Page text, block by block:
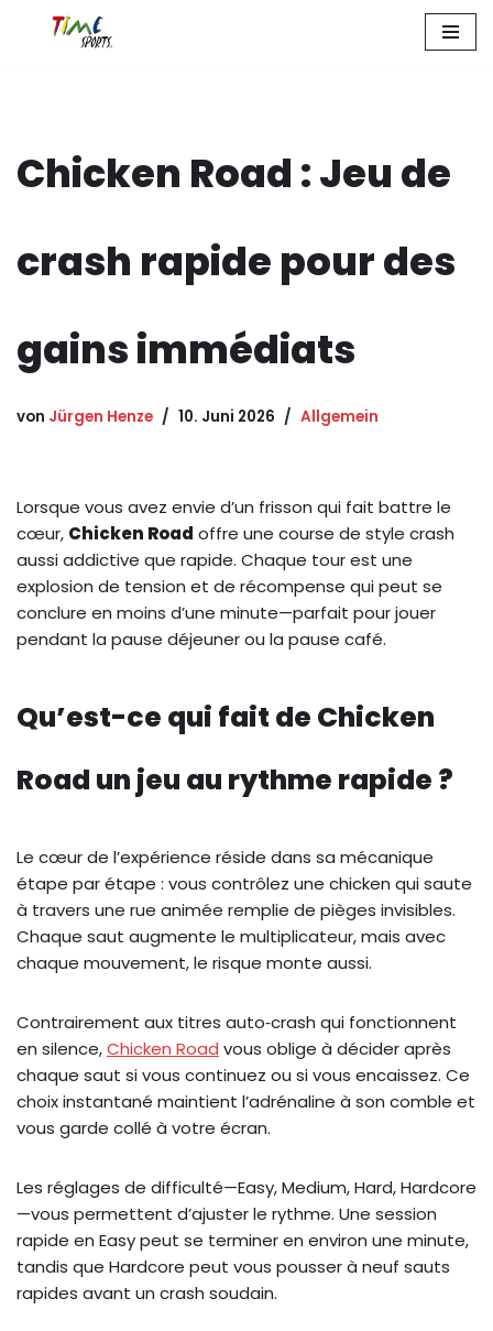
Chicken Road : Jeu de
crash rapide pour des
gains immédiats
von Jürgen Henze 10. Juni 2026 Allgemein
Lorsque vous avez envie d’un frisson qui fait battre le
cœur, Chicken Road offre une course de style crash
aussi addictive que rapide. Chaque tour est une
explosion de tension et de récompense qui peut se
conclure en moins d’une minute—parfait pour jouer
pendant la pause déjeuner ou la pause café.
Qu’est-ce qui fait de Chicken
Road un jeu au rythme rapide ?
Le cœur de l’expérience réside dans sa mécanique
étape par étape : vous contrôlez une chicken qui saute
à travers une rue animée remplie de pièges invisibles.
Chaque saut augmente le multiplicateur, mais avec
chaque mouvement, le risque monte aussi.
Contrairement aux titres auto‑crash qui fonctionnent
en silence,Chicken Road vous oblige à décider après
chaque saut si vous continuez ou si vous encaissez. Ce
choix instantané maintient l’adrénaline à son comble et
vous garde collé à votre écran.
Les réglages de difficulté—Easy, Medium, Hard, Hardcore
—vous permettent d’ajuster le rythme. Une session
rapide en Easy peut se terminer en environ une minute,
tandis que Hardcore peut vous pousser à neuf sauts
rapides avant un crash soudain.